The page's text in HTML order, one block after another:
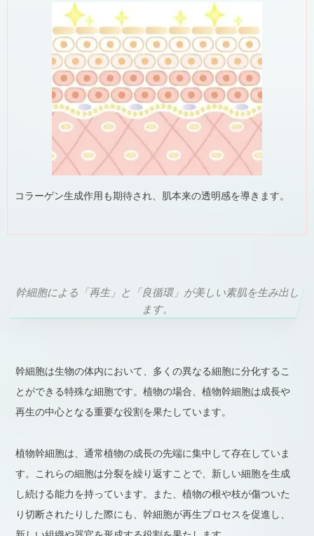
コラーゲン生成作用も期待され、肌本来の透明感を導きます。
幹細胞による「再生」と「良循環」が美しい素肌を生み出し
ます。
幹細胞は生物の体内において、多くの異なる細胞に分化するこ
とができる特殊な細胞です。植物の場合、植物幹細胞は成長や
再生の中心となる重要な役割を果たしています。
植物幹細胞は、通常植物の成長の先端に集中して存在していま
す。これらの細胞は分裂を繰り返すことで、新しい細胞を生成
し続ける能力を持っています。また、植物の根や枝が傷ついた
り切断されたりした際にも、幹細胞が再生プロセスを促進し、